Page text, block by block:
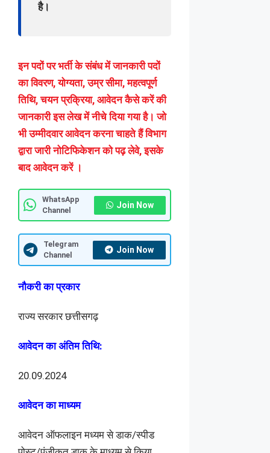
है।
इन पदों पर भर्ती के संबंध में जानकारी पदों
का विवरण, योग्यता, उम्र सीमा, महत्वपूर्ण
तिथि, चयन प्रक्रिया, आवेदन कैसे करें की
जानकारी इस लेख में नीचे दिया गया है। जो
भी उम्मीदवार आवेदन करना चाहते हैं विभाग
द्वारा जारी नोटिफिकेशन को पढ़ लेवे, इसके
बाद आवेदन करें ।
WhatsApp
Channel
Join Now
Telegram
Channel
Join Now
नौकरी का प्रकार
राज्य सरकार छत्तीसगढ़
आवेदन का अंतिम तिथि:
20.09.2024
आवेदन का माध्यम
आवेदन ऑफलाइन मध्यम से डाक/स्पीड